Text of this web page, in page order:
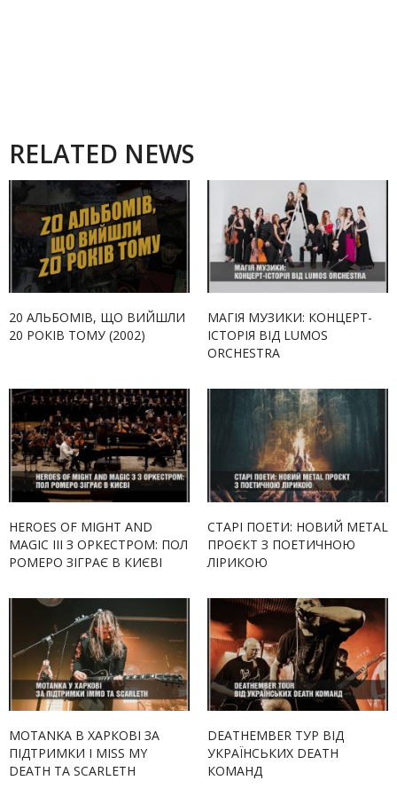
RELATED NEWS
20 АЛЬБОМІВ, ЩО ВИЙШЛИ
20 РОКІВ ТОМУ (2002)
МАГІЯ МУЗИКИ: КОНЦЕРТ-
ІСТОРІЯ ВІД LUMOS
ORCHESTRA
HEROES OF MIGHT AND
MAGIC III З ОРКЕСТРОМ: ПОЛ
РОМЕРО ЗІГРАЄ В КИЄВІ
СТАРІ ПОЕТИ: НОВИЙ METAL
ПРОЄКТ З ПОЕТИЧНОЮ
ЛІРИКОЮ
MOTANKA В ХАРКОВІ ЗА
ПІДТРИМКИ I MISS MY
DEATH ТА SCARLETH
DEATHEMBER ТУР ВІД
УКРАЇНСЬКИХ DEATH
КОМАНД